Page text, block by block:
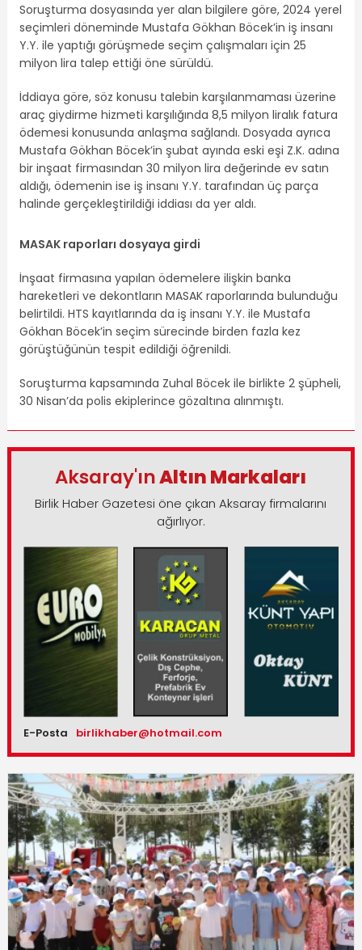
Soruşturma dosyasında yer alan bilgilere göre, 2024 yerel
seçimleri döneminde Mustafa Gökhan Böcek’in iş insanı
Y.Y. ile yaptığı görüşmede seçim çalışmaları için 25
milyon lira talep ettiği öne sürüldü.
İddiaya göre, söz konusu talebin karşılanmaması üzerine
araç giydirme hizmeti karşılığında 8,5 milyon liralık fatura
ödemesi konusunda anlaşma sağlandı. Dosyada ayrıca
Mustafa Gökhan Böcek’in şubat ayında eski eşi Z.K. adına
bir inşaat firmasından 30 milyon lira değerinde ev satın
aldığı, ödemenin ise iş insanı Y.Y. tarafından üç parça
halinde gerçekleştirildiği iddiası da yer aldı.
MASAK raporları dosyaya girdi
İnşaat firmasına yapılan ödemelere ilişkin banka
hareketleri ve dekontların MASAK raporlarında bulunduğu
belirtildi. HTS kayıtlarında da iş insanı Y.Y. ile Mustafa
Gökhan Böcek’in seçim sürecinde birden fazla kez
görüştüğünün tespit edildiği öğrenildi.
Soruşturma kapsamında Zuhal Böcek ile birlikte 2 şüpheli,
30 Nisan’da polis ekiplerince gözaltına alınmıştı.
Aksaray'ınAltın Markaları
Birlik Haber Gazetesi öne çıkan Aksaray firmalarını
ağırlıyor.
E-Posta birlikhaber@hotmail.com